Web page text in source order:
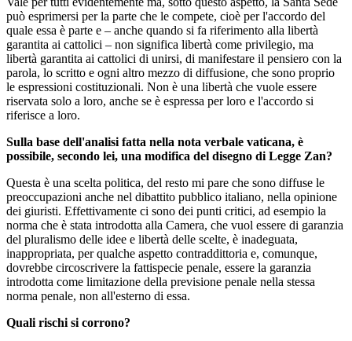
può esprimersi per la parte che le compete, cioè per l'accordo del
quale essa è parte e – anche quando si fa riferimento alla libertà
garantita ai cattolici – non significa libertà come privilegio, ma
libertà garantita ai cattolici di unirsi, di manifestare il pensiero con la
parola, lo scritto e ogni altro mezzo di diffusione, che sono proprio
le espressioni costituzionali. Non è una libertà che vuole essere
riservata solo a loro, anche se è espressa per loro e l'accordo si
riferisce a loro.
Sulla base dell'analisi fatta nella nota verbale vaticana, è
possibile, secondo lei, una modifica del disegno di Legge Zan?
Questa è una scelta politica, del resto mi pare che sono diffuse le
preoccupazioni anche nel dibattito pubblico italiano, nella opinione
dei giuristi. Effettivamente ci sono dei punti critici, ad esempio la
norma che è stata introdotta alla Camera, che vuol essere di garanzia
del pluralismo delle idee e libertà delle scelte, è inadeguata,
inappropriata, per qualche aspetto contraddittoria e, comunque,
dovrebbe circoscrivere la fattispecie penale, essere la garanzia
introdotta come limitazione della previsione penale nella stessa
norma penale, non all'esterno di essa.
Quali rischi si corrono?